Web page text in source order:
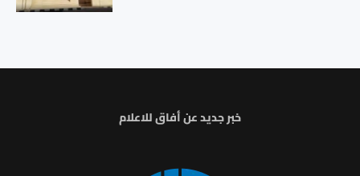
خبر جديد عن أفاق للاعلام